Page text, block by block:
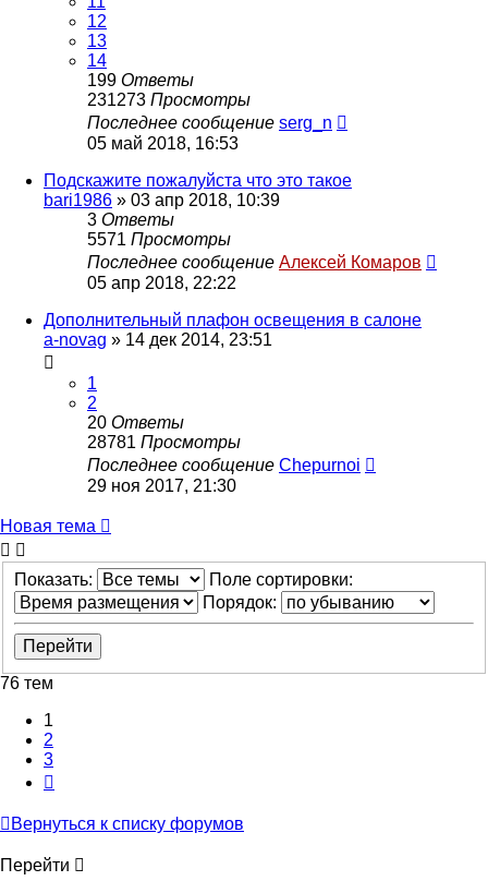
12
13
14
199 Ответы
231273 Просмотры
Последнее сообщение serg_n
05 май 2018, 16:53
Подскажите пожалуйста что это такое
bari1986 » 03 апр 2018, 10:39
3 Ответы
5571 Просмотры
Последнее сообщение Алексей Комаров
05 апр 2018, 22:22
Дополнительный плафон освещения в салоне
a-novag » 14 дек 2014, 23:51
1
2
20 Ответы
28781 Просмотры
Последнее сообщение Chepurnoi
29 ноя 2017, 21:30
Новая тема
Показать:
Поле сортировки:
Порядок:
76 тем
1
2
3
Вернуться к списку форумов
Перейти